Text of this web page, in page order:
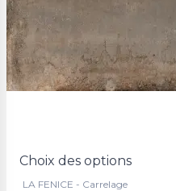
Choix des options
LA FENICE - Carrelage